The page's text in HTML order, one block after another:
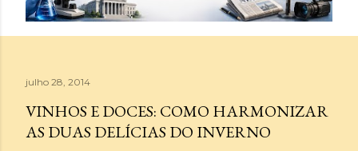
julho 28, 2014
VINHOS E DOCES: COMO HARMONIZAR
AS DUAS DELÍCIAS DO INVERNO